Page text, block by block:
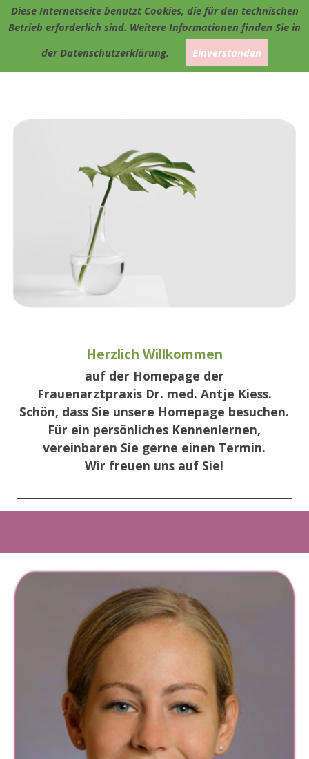
Diese Internetseite benutzt Cookies, die für den technischen
Betrieb erforderlich sind. Weitere Informationen finden Sie in
der Datenschutzerklärung.
Einverstanden
Herzlich Willkommen
auf der Homepage der
Frauenarztpraxis Dr. med. Antje Kiess.
Schön, dass Sie unsere Homepage besuchen.
Für ein persönliches Kennenlernen,
vereinbaren Sie gerne einen Termin.
Wir freuen uns auf Sie!